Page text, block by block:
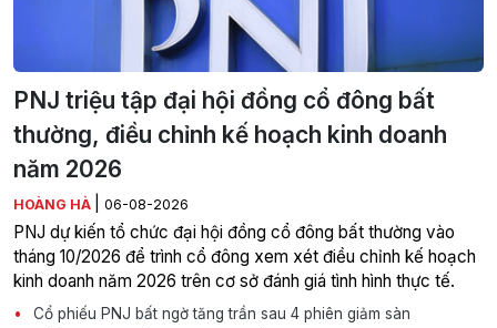
PNJ triệu tập đại hội đồng cổ đông bất
thường, điều chỉnh kế hoạch kinh doanh
năm 2026
HOÀNG HÀ 06-08-2026
PNJ dự kiến tổ chức đại hội đồng cổ đông bất thường vào
tháng 10/2026 để trình cổ đông xem xét điều chỉnh kế hoạch
kinh doanh năm 2026 trên cơ sở đánh giá tình hình thực tế.
Cổ phiếu PNJ bất ngờ tăng trần sau 4 phiên giảm sàn